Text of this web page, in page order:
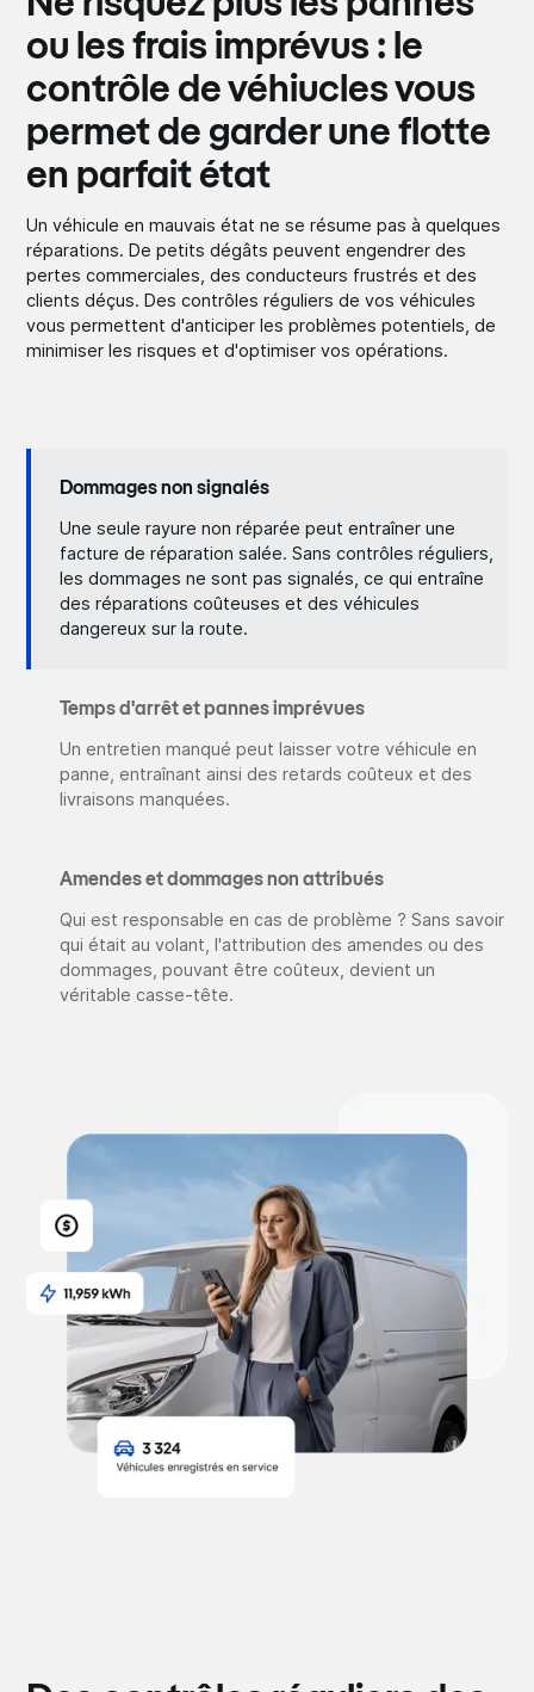
ou les frais imprévus : le
contrôle de véhiucles vous
permet de garder une flotte
en parfait état
Un véhicule en mauvais état ne se résume pas à quelques
réparations. De petits dégâts peuvent engendrer des
pertes commerciales, des conducteurs frustrés et des
clients déçus. Des contrôles réguliers de vos véhicules
vous permettent d'anticiper les problèmes potentiels, de
minimiser les risques et d'optimiser vos opérations.
Dommages non signalés
Une seule rayure non réparée peut entraîner une
facture de réparation salée. Sans contrôles réguliers,
les dommages ne sont pas signalés, ce qui entraîne
des réparations coûteuses et des véhicules
dangereux sur la route.
Temps d'arrêt et pannes imprévues
Un entretien manqué peut laisser votre véhicule en
panne, entraînant ainsi des retards coûteux et des
livraisons manquées.
Amendes et dommages non attribués
Qui est responsable en cas de problème ? Sans savoir
qui était au volant, l'attribution des amendes ou des
dommages, pouvant être coûteux, devient un
véritable casse-tête.